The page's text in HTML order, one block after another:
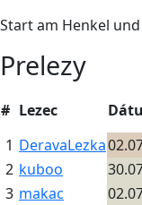
Start am Henkel
Prelezy
# Lezec
1 DeravaLezka
2 kuboo
3 makac